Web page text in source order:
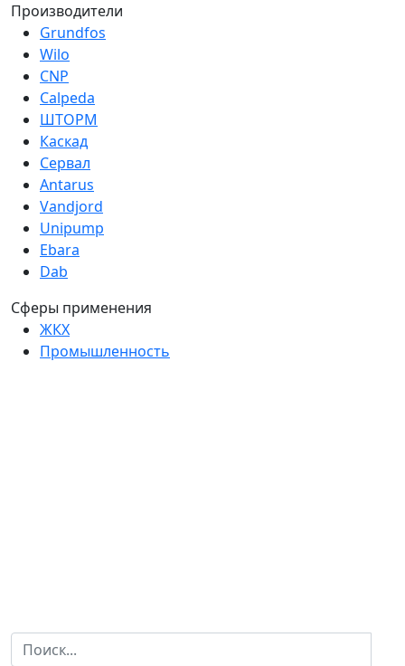
Производители
Grundfos
Wilo
CNP
Calpeda
ШТОРМ
Каскад
Сервал
Antarus
Vandjord
Unipump
Ebara
Dab
Сферы применения
ЖКХ
Промышленность